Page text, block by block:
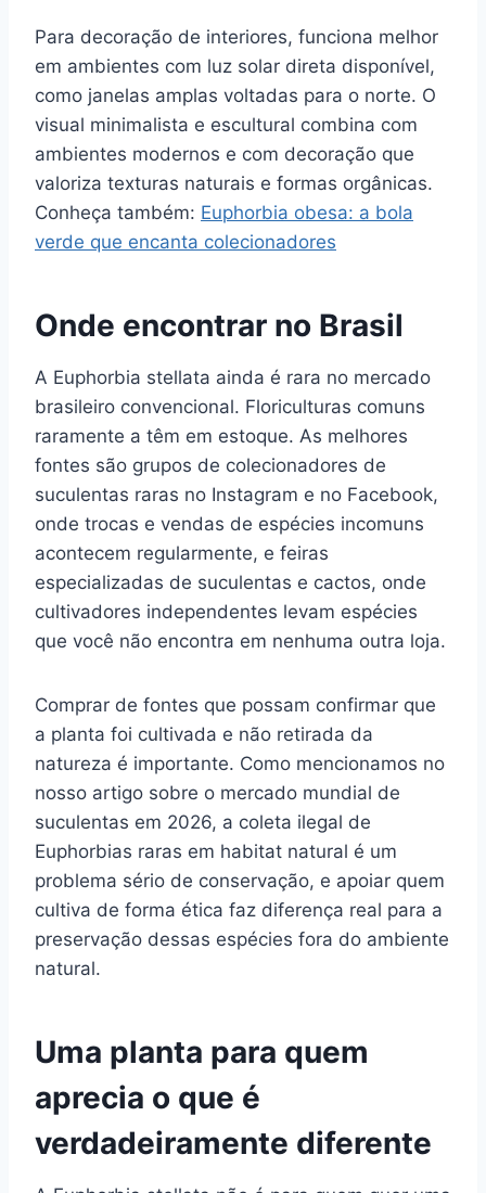
Para decoração de interiores, funciona melhor
em ambientes com luz solar direta disponível,
como janelas amplas voltadas para o norte. O
visual minimalista e escultural combina com
ambientes modernos e com decoração que
valoriza texturas naturais e formas orgânicas.
Conheça também: Euphorbia obesa: a bola
verde que encanta colecionadores
Onde encontrar no Brasil
A Euphorbia stellata ainda é rara no mercado
brasileiro convencional. Floriculturas comuns
raramente a têm em estoque. As melhores
fontes são grupos de colecionadores de
suculentas raras no Instagram e no Facebook,
onde trocas e vendas de espécies incomuns
acontecem regularmente, e feiras
especializadas de suculentas e cactos, onde
cultivadores independentes levam espécies
que você não encontra em nenhuma outra loja.
Comprar de fontes que possam confirmar que
a planta foi cultivada e não retirada da
natureza é importante. Como mencionamos no
nosso artigo sobre o mercado mundial de
suculentas em 2026, a coleta ilegal de
Euphorbias raras em habitat natural é um
problema sério de conservação, e apoiar quem
cultiva de forma ética faz diferença real para a
preservação dessas espécies fora do ambiente
natural.
Uma planta para quem
aprecia o que é
verdadeiramente diferente